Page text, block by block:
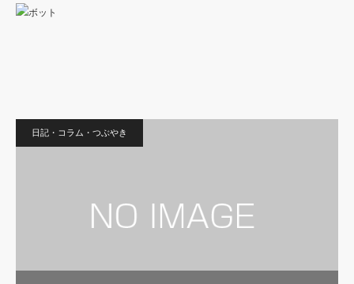
日記・コラム・つぶやき